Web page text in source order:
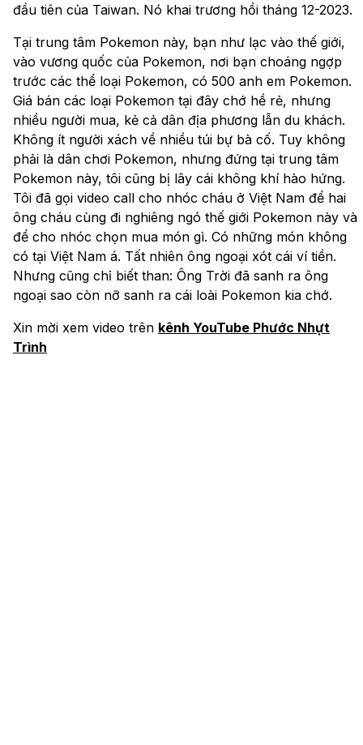
đầu tiên của Taiwan. Nó khai trương hồi tháng 12-2023.
Tại trung tâm Pokemon này, bạn như lạc vào thế giới,
vào vương quốc của Pokemon, nơi bạn choáng ngợp
trước các thể loại Pokemon, có 500 anh em Pokemon.
Giá bán các loại Pokemon tại đây chớ hề rẻ, nhưng
nhiều người mua, kẻ cả dân địa phương lẫn du khách.
Không ít người xách về nhiều túi bự bà cố. Tuy không
phải là dân chơi Pokemon, nhưng đứng tại trung tâm
Pokemon này, tôi cũng bị lây cái không khí hào hứng.
Tôi đã gọi video call cho nhóc cháu ở Việt Nam để hai
ông cháu cùng đi nghiêng ngó thế giới Pokemon này và
để cho nhóc chọn mua món gì. Có những món không
có tại Việt Nam á. Tất nhiên ông ngoại xót cái ví tiền.
Nhưng cũng chỉ biết than: Ông Trời đã sanh ra ông
ngoại sao còn nỡ sanh ra cái loài Pokemon kia chớ.
Xin mời xem video trên kênh YouTube Phước Nhựt
Trình